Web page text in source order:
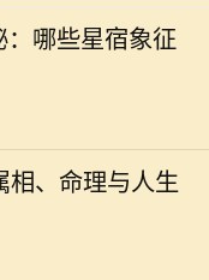
：哪些星宿象征
素。星宿不仅仅是天
人用来预测人生轨
具。尤其是那些与
相、命理与人生
，生肖和命理学是
主题。它们不仅关系
运，还与人生的走
，我们将深入探讨
，生肖被认为与个